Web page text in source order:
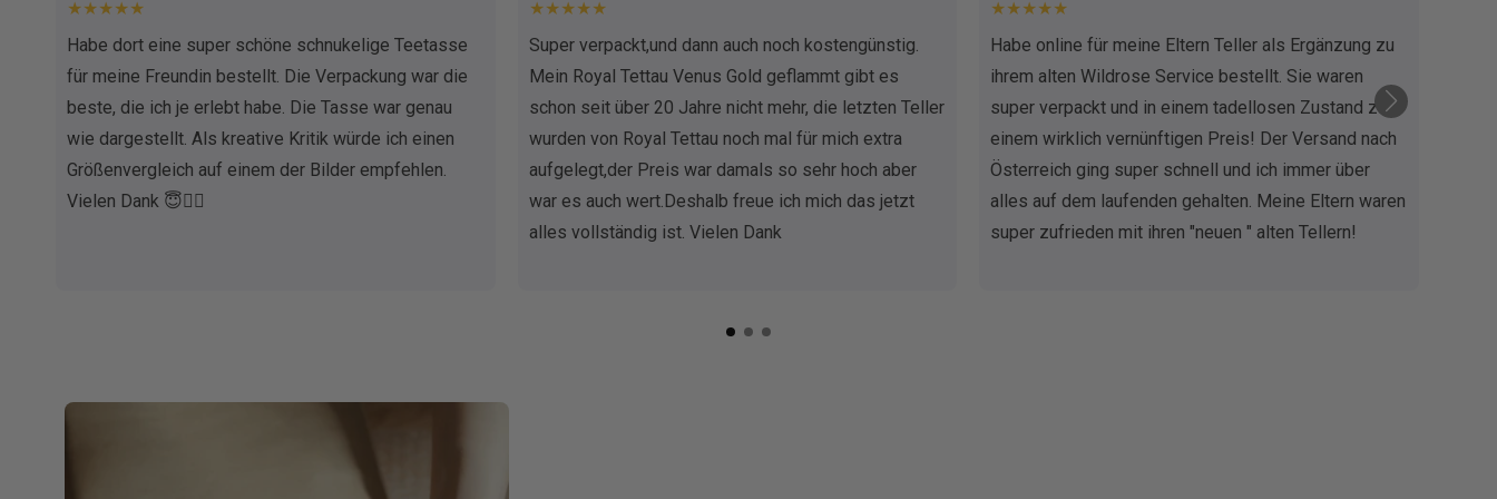
★★★★★
Habe dort eine super schöne schnukelige Teetasse
für meine Freundin bestellt. Die Verpackung war die
beste, die ich je erlebt habe. Die Tasse war genau
wie dargestellt. Als kreative Kritik würde ich einen
Größenvergleich auf einem der Bilder empfehlen.
Vielen Dank 😇✌🏼
★★★★★
Super verpackt,und dann auch noch kostengünstig.
Mein Royal Tettau Venus Gold geflammt gibt es
schon seit über 20 Jahre nicht mehr, die letzten Teller
wurden von Royal Tettau noch mal für mich extra
aufgelegt,der Preis war damals so sehr hoch aber
war es auch wert.Deshalb freue ich mich das jetzt
alles vollständig ist. Vielen Dank
★★★★★
Habe online für meine Eltern Teller als Ergänzung zu
ihrem alten Wildrose Service bestellt. Sie waren
super verpackt und in einem tadellosen Zustand zu
einem wirklich vernünftigen Preis! Der Versand nach
Österreich ging super schnell und ich immer über
alles auf dem laufenden gehalten. Meine Eltern waren
super zufrieden mit ihren "neuen " alten Tellern!